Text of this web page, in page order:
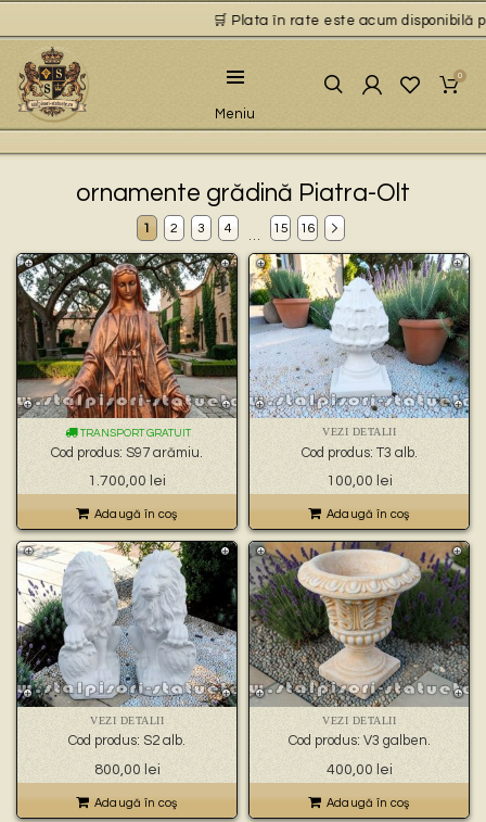
🛒 Plata în rate este acum disponibilă
Meniu
0
ornamente grădină Piatra-Olt
1 2 3 4 15 16
TRANSPORT GRATUIT
Cod produs: S97 arămiu.
1.700,00 lei
Adaugă în coş
VEZI DETALII
Cod produs: T3 alb.
100,00 lei
Adaugă în coş
VEZI DETALII
Cod produs: S2 alb.
800,00 lei
Adaugă în coş
VEZI DETALII
Cod produs: V3 galben.
400,00 lei
Adaugă în coş